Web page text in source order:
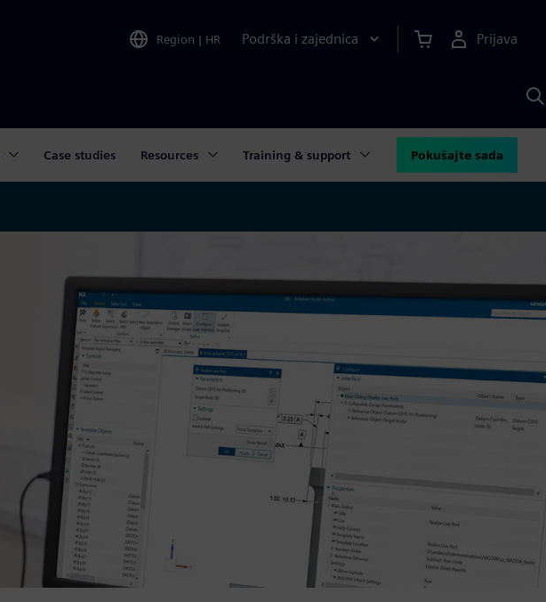
Region | HR Podrška i zajednica Prijava
Case studies Resources Training & support Pokušajte sada